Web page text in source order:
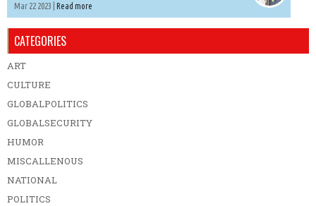
Mar 22 2023 | Read more
CATEGORIES
ART
CULTURE
GLOBALPOLITICS
GLOBALSECURITY
HUMOR
MISCALLENOUS
NATIONAL
POLITICS